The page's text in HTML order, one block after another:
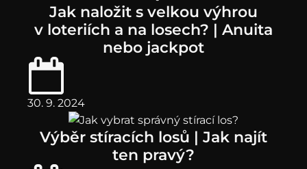
Jak naložit s velkou výhrou
v loteriích a na losech? | Anuita
nebo jackpot
30. 9. 2024
Výběr stíracích losů | Jak najít
ten pravý?